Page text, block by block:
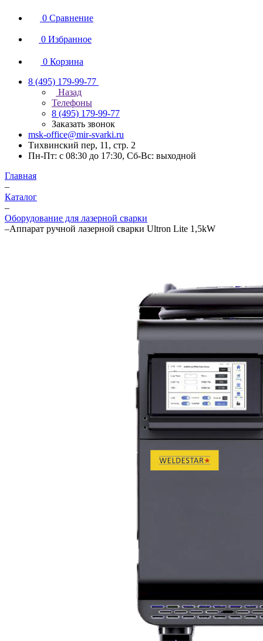
0 Сравнение
0 Избранное
0 Корзина
8 (495) 179-99-77
Назад
Телефоны
8 (495) 179-99-77
Заказать звонок
msk-office@mir-svarki.ru
Тихвинский пер, 11, стр. 2
Пн-Пт: с 08:30 до 17:30, Сб-Вс: выходной
Главная
–
Каталог
–
Оборудование для лазерной сварки
–Аппарат ручной лазерной сварки Ultron Lite 1,5kW